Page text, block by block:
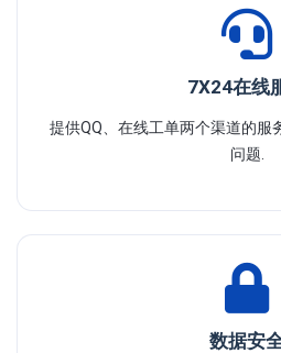
7X24在线
提供QQ、在线工单两个渠道的服
问题.
数据安